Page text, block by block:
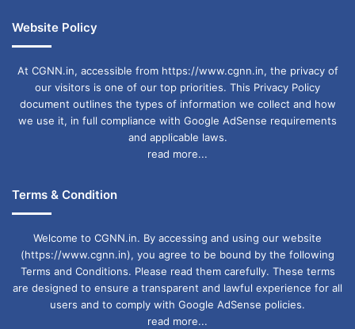
Website Policy
At CGNN.in, accessible from https://www.cgnn.in, the privacy of
our visitors is one of our top priorities. This Privacy Policy
document outlines the types of information we collect and how
we use it, in full compliance with Google AdSense requirements
and applicable laws.
read more...
Terms & Condition
Welcome to CGNN.in. By accessing and using our website
(https://www.cgnn.in), you agree to be bound by the following
Terms and Conditions. Please read them carefully. These terms
are designed to ensure a transparent and lawful experience for all
users and to comply with Google AdSense policies.
read more...